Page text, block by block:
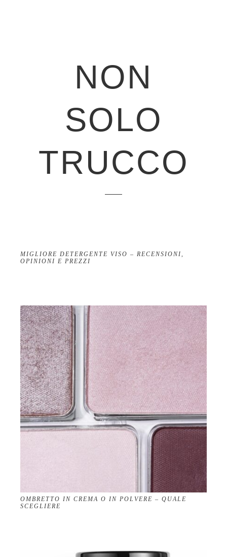
NON
SOLO
TRUCCO
MIGLIORE DETERGENTE VISO – RECENSIONI,
OPINIONI E PREZZI
OMBRETTO IN CREMA O IN POLVERE – QUALE
SCEGLIERE